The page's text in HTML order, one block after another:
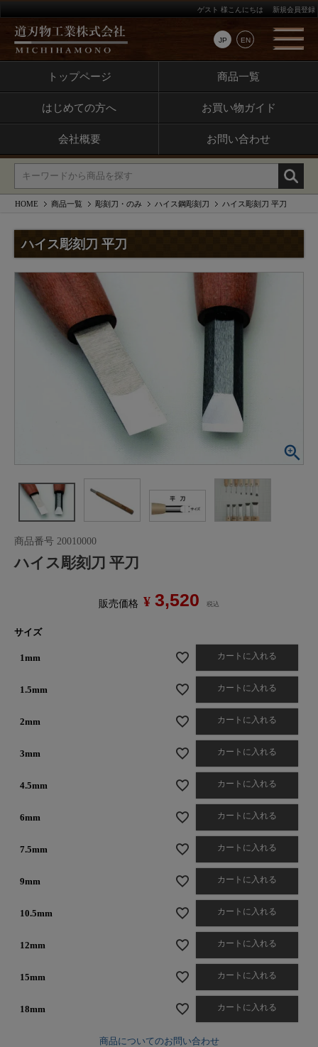
JP EN
ゲスト 様こんにちは 新規会員登録
トップページ 商品一覧
はじめての方へ お買い物ガイド
会社概要 お問い合わせ
HOME 商品一覧 彫刻刀・のみ ハイス鋼彫刻刀 ハイス彫刻刀 平刀
ハイス彫刻刀 平刀
商品番号 20010000
ハイス彫刻刀 平刀
販売価格 ¥ 3,520 税込
サイズ
1mm カートに入れる
1.5mm カートに入れる
2mm カートに入れる
3mm カートに入れる
4.5mm カートに入れる
6mm カートに入れる
7.5mm カートに入れる
9mm カートに入れる
10.5mm カートに入れる
12mm カートに入れる
15mm カートに入れる
18mm カートに入れる
商品についてのお問い合わせ